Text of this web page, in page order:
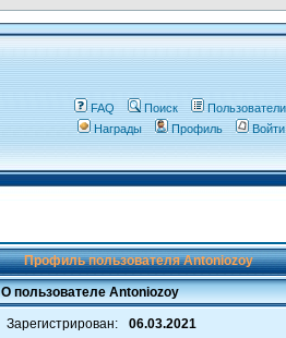
FAQ Поиск Пользователи
Награды
Профиль
Профиль пользователя Antoniozoy
О пользователе Antoniozoy
Зарегистрирован:
06.03.2021